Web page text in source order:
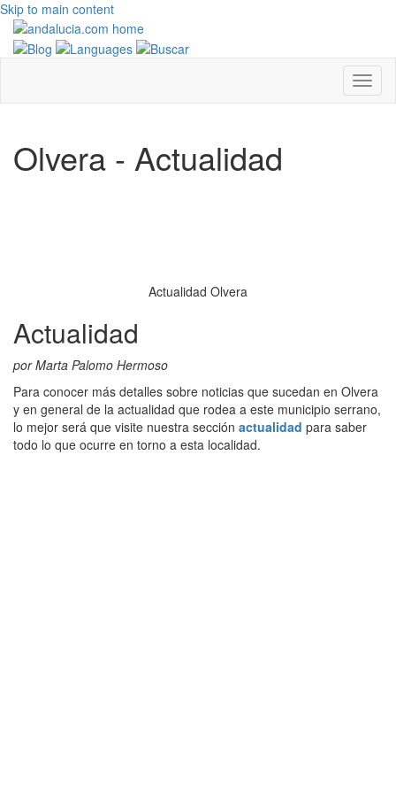
Skip to main content
Olvera - Actualidad
Actualidad Olvera
Actualidad
por Marta Palomo Hermoso
Para conocer más detalles sobre noticias que sucedan en Olvera
y en general de la actualidad que rodea a este municipio serrano,
lo mejor será que visite nuestra sección actualidad para saber
todo lo que ocurre en torno a esta localidad.